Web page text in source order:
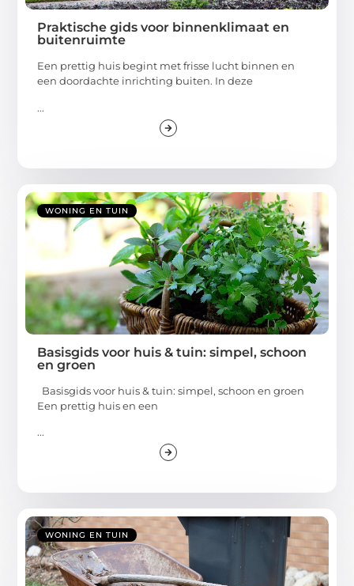
Praktische gids voor binnenklimaat en
buitenruimte
Een prettig huis begint met frisse lucht binnen en
een doordachte inrichting buiten. In deze
...
WONING EN TUIN
Basisgids voor huis & tuin: simpel, schoon
en groen
Basisgids voor huis & tuin: simpel, schoon en groen
Een prettig huis en een
...
WONING EN TUIN